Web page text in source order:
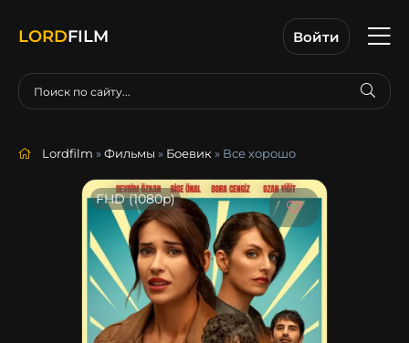
LORDFILM Войти
Lordfilm »Фильмы » Боевик » Все хорошо
FHD (1080p)